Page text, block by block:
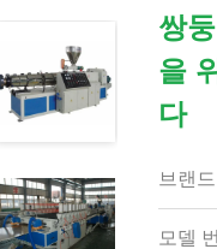
쌍
을
다
브랜
모델